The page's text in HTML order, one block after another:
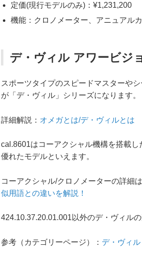
定価(現行モデルのみ)：¥1,231,200
機能：クロノメーター、アニュアル
デ・ヴィル アワービジ
スポーツタイプのスピードマスターや
が「デ・ヴィル」シリーズになります。
詳細解説： オメガとは/デ・ヴィルとは
cal.8601はコーアクシャル機構を搭載
優れたモデルといえます。
コーアクシャル/クロノメーターの詳細は
似用語との違いを解説！
424.10.37.20.01.001以外のデ・ヴィル
参考（カテゴリーページ）： デ・ヴィ